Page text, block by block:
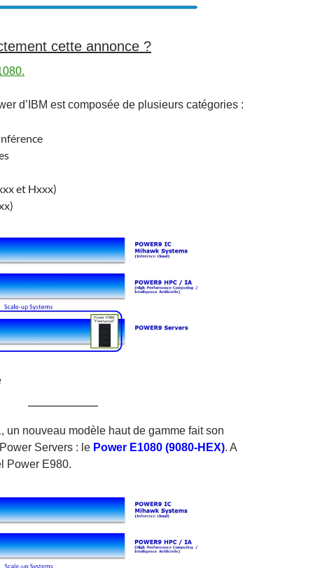
cette annonce ?
d’IBM est composée de plusieurs catégories :
et Hxxx)
un nouveau modèle haut de gamme fait son
Servers : le Power E1080 (9080-HEX). A
Power E980.